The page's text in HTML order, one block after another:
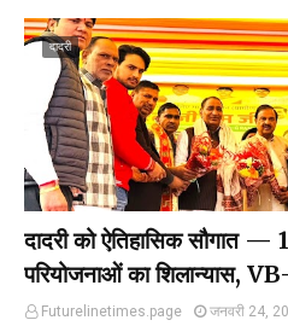
दादरी
दादरी को ऐतिहासिक सौगात
परियोजनाओं का शिलान्यास,
Futurelinetimes.page जनवरी 24,